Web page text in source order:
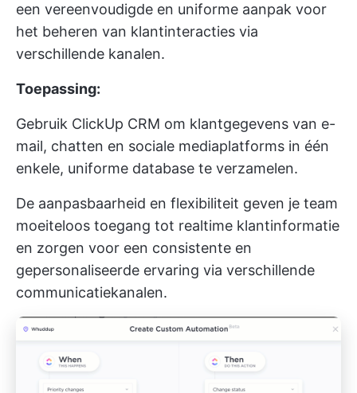
een vereenvoudigde en uniforme aanpak voor
het beheren van klantinteracties via
verschillende kanalen.
Toepassing:
Gebruik ClickUp CRM om klantgegevens van e-
mail, chatten en sociale mediaplatforms in één
enkele, uniforme database te verzamelen.
De aanpasbaarheid en flexibiliteit geven je team
moeiteloos toegang tot realtime klantinformatie
en zorgen voor een consistente en
gepersonaliseerde ervaring via verschillende
communicatiekanalen.